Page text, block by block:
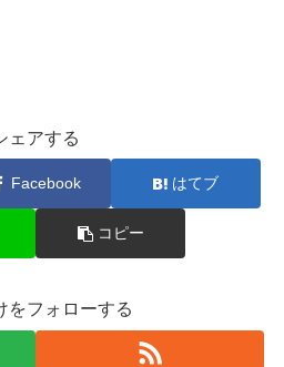
ェアする
Facebook はてブ
コピー
をフォローする